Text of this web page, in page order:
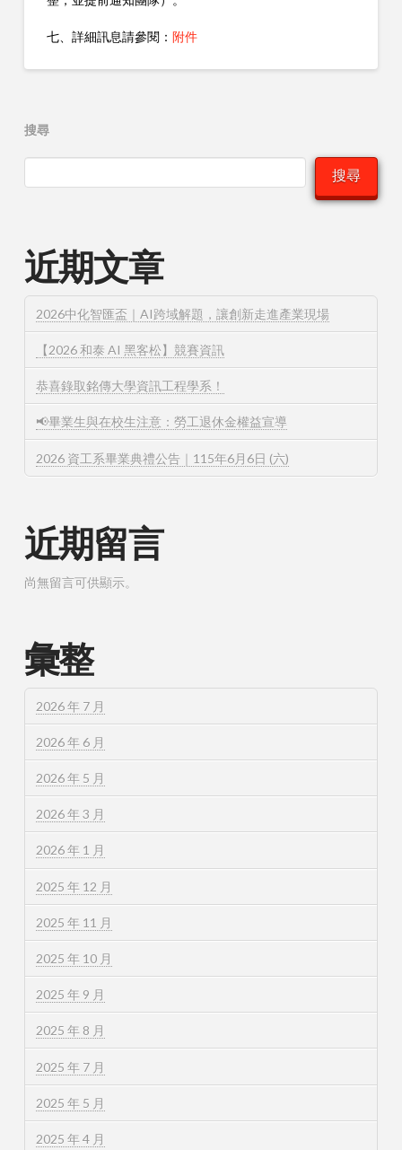
七、詳細訊息請參閱： 附件
搜尋
搜尋
近期文章
2026中化智匯盃｜AI跨域解題，讓創新走進產業現場
【2026 和泰 AI 黑客松】競賽資訊
恭喜錄取銘傳大學資訊工程學系！
📢畢業生與在校生注意：勞工退休金權益宣導
2026 資工系畢業典禮公告｜115年6月6日 (六)
近期留言
尚無留言可供顯示。
彙整
2026 年 7 月
2026 年 6 月
2026 年 5 月
2026 年 3 月
2026 年 1 月
2025 年 12 月
2025 年 11 月
2025 年 10 月
2025 年 9 月
2025 年 8 月
2025 年 7 月
2025 年 5 月
2025 年 4 月